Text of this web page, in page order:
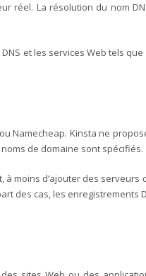
réel. La résolution du nom
et les services Web tels que
Namecheap. Kinsta ne
de domaine sont spécifiés.
à moins d’ajouter des
des cas, les enregistrements